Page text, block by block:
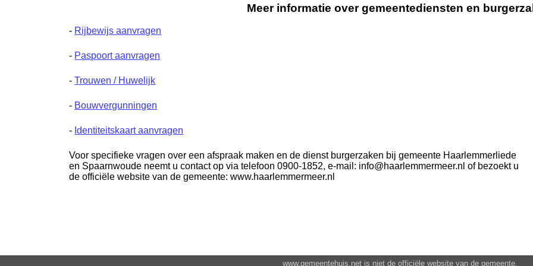
Meer informatie over gemeentediensten en
- Rijbewijs aanvragen
- Paspoort aanvragen
-Trouwen / Huwelijk
- Bouwvergunningen
- Identiteitskaart aanvragen
Voor specifieke vragen over een afspraak maken en de dienst burgerzaken bij gemeente Haarlemmerliede
en Spaarnwoude neemt u contact op via telefoon 0900-1852, e-mail: info@haarlemmermeer.nl of bezoekt u
de officiële website van de gemeente: www.haarlemmermeer.nl
www.gemeentehuis.net is niet de officiële website van de gemeente.